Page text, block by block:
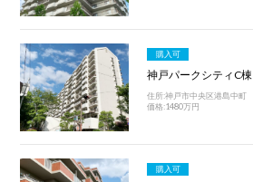
購入可
神戸パークシティC棟
住所:神戸市中央区港島中町
価格:1480万円
購入可